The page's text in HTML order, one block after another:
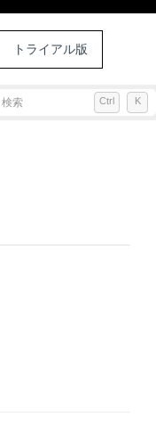
トライアル版
検索 Ctrl K